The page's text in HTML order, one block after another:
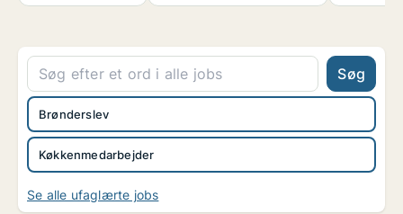
Søg
Køkkenmedarbejder
Brønderslev
Se alle ufaglærte jobs